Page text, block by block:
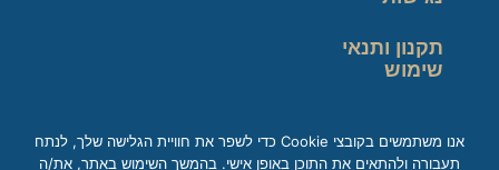
תקנון ותנאי
שימוש
אנו משתמשים בקובצי Cookie כדי לשפר את חוויית הגלישה שלך, לנתח
תעבורה ולהתאים את התוכן באופן אישי. בהמשך השימוש באתר, את/ה